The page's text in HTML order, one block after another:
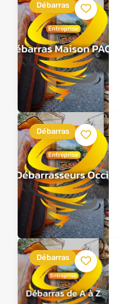
Débarras
Débarras
Débarras